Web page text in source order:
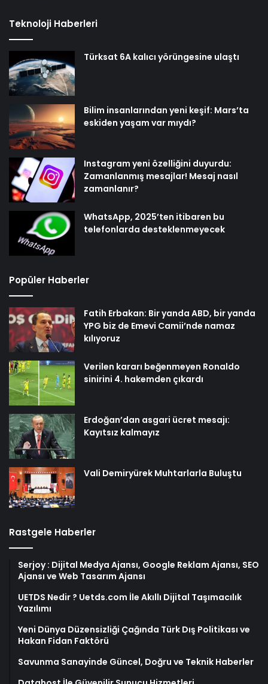
Teknoloji Haberleri
Türksat 6A kalıcı yörüngesine ulaştı
Bilim insanlarından yeni keşif: Mars’ta
eskiden yaşam var mıydı?
Instagram yeni özelliğini duyurdu:
Zamanlanmış mesajlar! Mesaj nasıl
zamanlanır?
WhatsApp, 2025’ten itibaren bu
telefonlarda desteklenmeyecek
Popüler Haberler
Fatih Erbakan: Bir yanda ABD, bir yanda
YPG biz de Emevi Camii’nde namaz
kılıyoruz
Verilen kararı beğenmeyen Ronaldo
sinirini 4. hakemden çıkardı
Erdoğan’dan asgari ücret mesajı:
Kayıtsız kalmayız
Vali Demiryürek Muhtarlarla Buluştu
Rastgele Haberler
Serjoy : Dijital Medya Ajansı, Google Reklam Ajansı, SEO
Ajansı ve Web Tasarım Ajansı
UETDS Nedir ? Uetds.com İle Akıllı Dijital Taşımacılık
Yazılımı
Yeni Dünya Düzensizliği Çağında Türk Dış Politikası ve
Hakan Fidan Faktörü
Savunma Sanayinde Güncel, Doğru ve Teknik Haberler